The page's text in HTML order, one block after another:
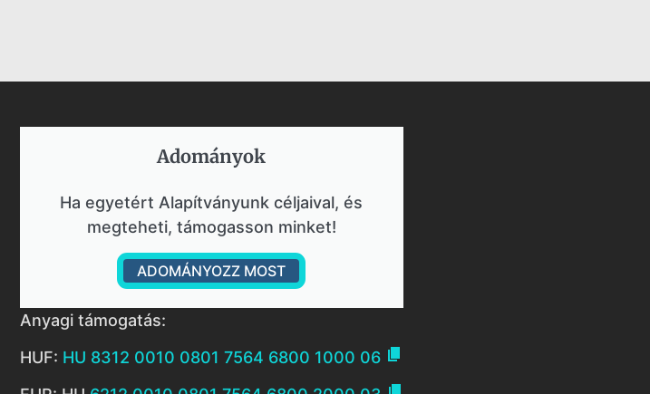
Adományok​
Ha egyetért Alapítványunk céljaival, és
megteheti, támogasson minket!
ADOMÁNYOZZ MOST
Anyagi támogatás:
HUF: HU 8312 0010 0801 7564 6800 1000 06 